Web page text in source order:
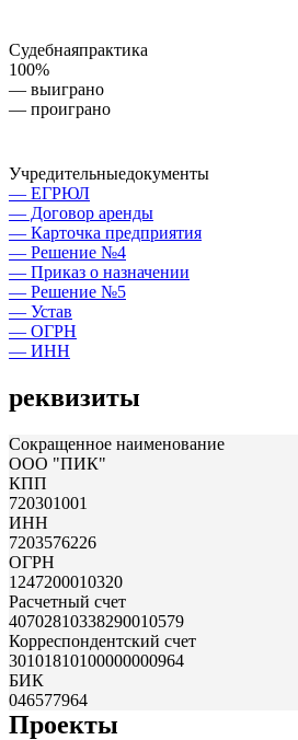
Судебнаяпрактика
100%
— выиграно
— проиграно
Учредительныедокументы
— ЕГРЮЛ
— Договор аренды
— Карточка предприятия
— Решение №4
— Приказ о назначении
— Решение №5
— Устав
— ОГРН
— ИНН
реквизиты
Сокращенное наименование
ООО "ПИК"
КПП
720301001
ИНН
7203576226
ОГРН
1247200010320
Расчетный счет
40702810338290010579
Корреспондентский счет
30101810100000000964
БИК
046577964
Проекты